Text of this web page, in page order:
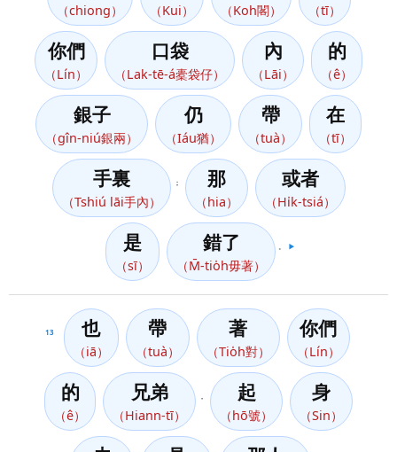
（chiong） （Kui） （Koh閣） （tī）
你們
（Lín）
口袋
（Lak-tē-á橐袋仔）
內
（Lāi）
的
（ê）
銀子
（gîn-niú銀兩）
仍
（Iáu猶）
帶
（tuà）
在
（tī）
手裏
（Tshiú lāi手內）
； 那
（hia）
或者
（Hi̍k-tsiá）
是
（sī）
錯了
（M̄-tio̍h毋著）
▶️
13 也
（iā）
帶
（tuà）
著
（Tio̍h對）
你們
（Lín）
的
（ê）
兄弟
（Hiann-tī）
起
（hō號）
身
（Sin）